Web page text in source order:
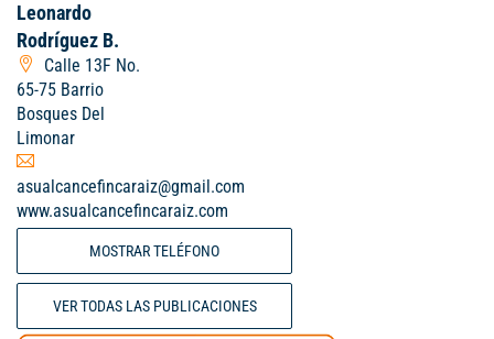
Leonardo
Rodríguez B.
Calle 13F No.
65-75 Barrio
Bosques Del
Limonar
asualcancefincaraiz@gmail.com
www.asualcancefincaraiz.com
MOSTRAR TELÉFONO
VER TODAS LAS PUBLICACIONES